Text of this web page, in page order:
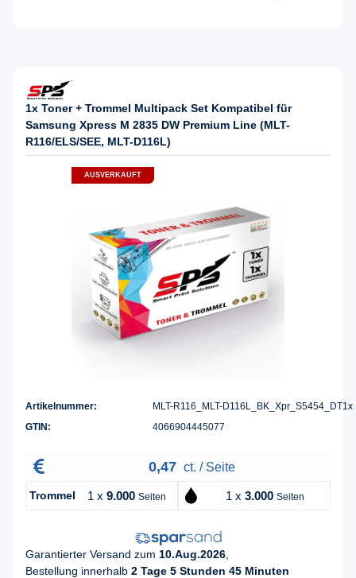
1x Toner + Trommel Multipack Set Kompatibel für
Samsung Xpress M 2835 DW Premium Line (MLT-
R116/ELS/SEE, MLT-D116L)
AUSVERKAUFT
Artikelnummer:
MLT-R116_MLT-D116L_BK_Xpr_S5454_DT1x
GTIN:
4066904445077
0,47 ct. / Seite
Trommel 1 x 9.000 Seiten 1 x 3.000 Seiten
Garantierter Versand zum 10.Aug.2026
Bestellung innerhalb 2 Tage 5 Stunden 45 Minuten